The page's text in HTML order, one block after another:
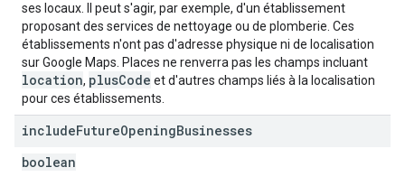
ses locaux. Il peut s'agir, par exemple, d'un établissement
proposant des services de nettoyage ou de plomberie. Ces
établissements n'ont pas d'adresse physique ni de localisation
sur Google Maps. Places ne renverra pas les champs incluant
location, plusCode et d'autres champs liés à la localisation
pour ces établissements.
includeFutureOpeningBusinesses
boolean